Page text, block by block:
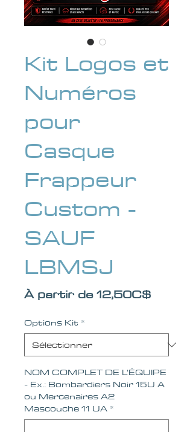
Kit Logos et
Numéros
pour
Casque
Frappeur
Custom -
SAUF
LBMSJ
À partir de12,50C$Prix
Options Kit *
NOM COMPLET DE L'ÉQUIPE
- Ex.: Bombardiers Noir 15U A
ou Mercenaires A2
Mascouche 11 UA *